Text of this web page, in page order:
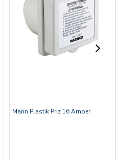
Marin Plastik Priz 16 Amper